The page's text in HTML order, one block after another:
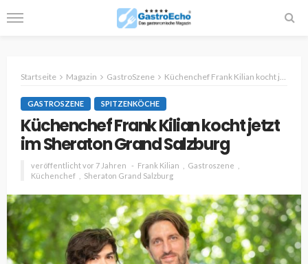
Startseite Magazin GastroSzene Küchenchef Frank Kilian kocht jetzt im Sheraton Grand Salzburg
GASTROSZENE SPITZENKÖCHE
Küchenchef Frank Kilian kocht jetzt
im Sheraton Grand Salzburg
veröffentlicht vor 7 Jahren Frank Kilian
Gastroszene
Küchenchef
Sheraton Grand Salzburg